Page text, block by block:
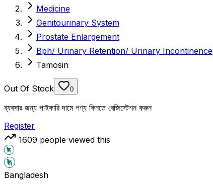
Medicine
Genitourinary System
Prostate Enlargement
Bph/ Urinary Retention/ Urinary Incontinence
Tamosin
Out Of Stock 0
ব্যবসার জন্য পাইকারি দামে পণ্য কিনতে রেজিস্টেশন করুন
Register
1609 people viewed this
Bangladesh